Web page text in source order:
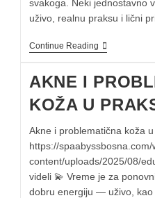
svakoga. Neki jednostavno
uživo, realnu praksu i lični
Continue Reading
AKNE I
KOŽA U
Akne i problematična koža
https://spaabyssbosna.com/
content/uploads/2025/08/
videli 💫 Vreme je za
dobru energiju — uživo, kao